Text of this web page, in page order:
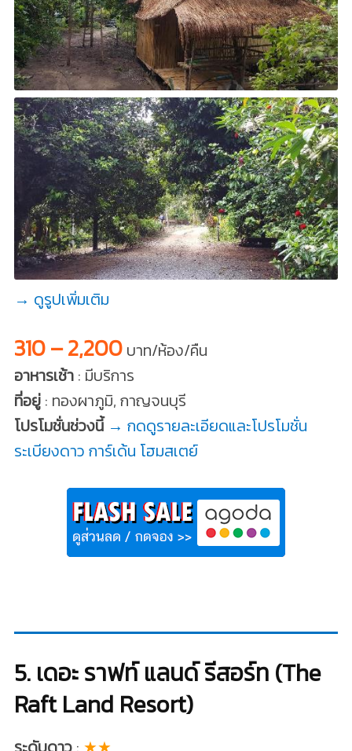
→ ดูรูปเพิ่มเติม
310 – 2,200บาท/ห้อง/คืน
อาหารเช้า: มีบริการ
ที่อยู่: ทองผาภูมิ, กาญจนบุรี
โปรโมชั่นช่วงนี้ → กดดูรายละเอียดและโปรโมชั่น
ระเบียงดาว การ์เด้น โฮมสเตย์
5. เดอะ ราฟท์ แลนด์ รีสอร์ท (The
Raft Land Resort)